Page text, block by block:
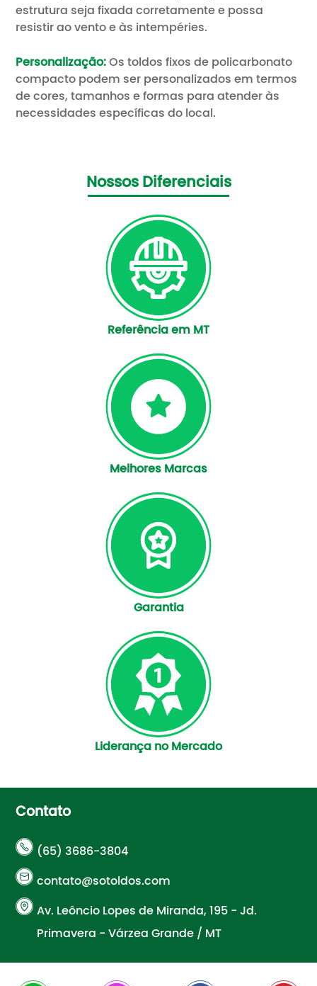
estrutura seja fixada corretamente e possa
resistir ao vento e às intempéries.
Personalização:Os toldos fixos de policarbonato
compacto podem ser personalizados em termos
de cores, tamanhos e formas para atender às
necessidades específicas do local.
Nossos Diferenciais
Referência em MT
Melhores Marcas
Garantia
Liderança no Mercado
Contato
(65) 3686-3804
contato@sotoldos.com
Av. Leôncio Lopes de Miranda, 195 - Jd.
Primavera - Várzea Grande / MT